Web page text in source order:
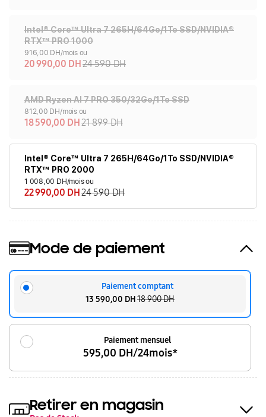
Intel® Core™ Ultra 7 265H/64Go/1To SSD/NVIDIA®
RTX™ PRO 1000
916,00 DH/mois ou
20 990,00 DH24 590 DH
AMD Ryzen AI 7 PRO 350/32Go/1To SSD
812,00 DH/mois ou
18 590,00 DH21 899 DH
Intel® Core™ Ultra 7 265H/64Go/1To SSD/NVIDIA®
RTX™ PRO 2000
1 008,00 DH/mois ou
22 990,00 DH24 590 DH
Mode de paiement
Paiement comptant
13 590,00 DH18 900 DH
Paiement mensuel
595,00 DH/24mois*
Retirer en magasin